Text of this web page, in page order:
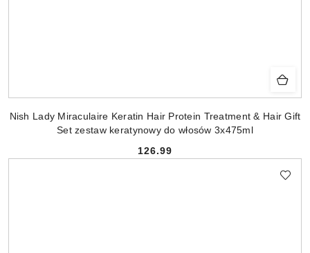
Nish Lady Miraculaire Keratin Hair Protein Treatment & Hair Gift
Set zestaw keratynowy do włosów 3x475ml
Cena:
126.99